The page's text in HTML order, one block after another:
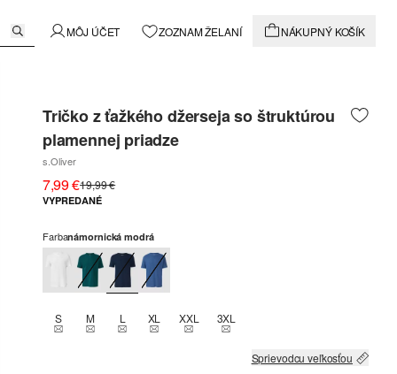
MÔJ ÚČET ZOZNAM ŽELANÍ NÁKUPNÝ KOŠÍK
Tričko z ťažkého džerseja so štruktúrou
plamennej priadze
s.Oliver
7,99 €19,99 €
VYPREDANÉ
Farbanámornická modrá
STHIS SIZE IS CURRENTLY OUT OF STOCK
MTHIS SIZE IS CURRENTLY OUT OF STOCK
LTHIS SIZE IS CURRENTLY OUT OF STOCK
XLTHIS SIZE IS CURRENTLY OUT OF STOCK
XXLTHIS SIZE IS CURRENTLY OUT OF STOCK
3XLTHIS SIZE IS CURRENTLY OUT OF
Sprievodcu veľkosťou